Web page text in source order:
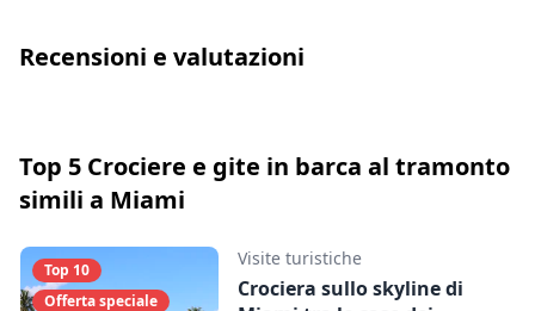
Recensioni e valutazioni
Top 5 Crociere e gite in barca al tramonto
simili a Miami
Top 10
Offerta speciale
Visite turistiche
Crociera sullo skyline di